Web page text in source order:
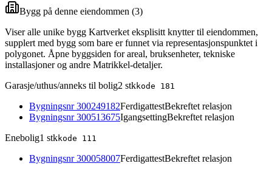
Bygg på denne eiendommen (3)
Viser alle unike bygg Kartverket eksplisitt knytter til eiendommen,
supplert med bygg som bare er funnet via representasjonspunktet i
polygonet. Åpne byggsiden for areal, bruksenheter, tekniske
installasjoner og andre Matrikkel-detaljer.
Garasje/uthus/anneks til bolig2 stkkode 181
Bygningsnr300249182FerdigattestBekreftet relasjon
Bygningsnr300513675IgangsettingBekreftet relasjon
Enebolig1 stkkode 111
Bygningsnr300058007FerdigattestBekreftet relasjon